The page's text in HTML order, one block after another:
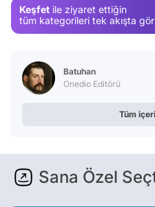
Keşfet ile ziyaret ettiğin
tüm kategorileri tek akışta
Batuhan
Onedio Editörü
Tüm
Sana Özel